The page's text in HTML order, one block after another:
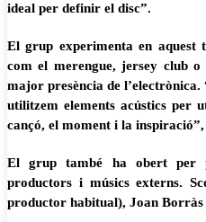
ideal per definir el disc”.
El grup experimenta en aquest
com el merengue, jersey club
major presència de
utilitzem elements acústics per
cançó, el moment i la
El grup també ha obert per
productors i músics externs.
productor habitual), Joan